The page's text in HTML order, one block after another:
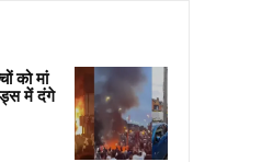
को मां
में दंगे